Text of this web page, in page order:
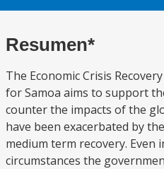
Resumen*
The Economic Crisis
for Samoa aims to support
counter the impacts of the
have been exacerbated by
medium term recovery. Even
circumstances the